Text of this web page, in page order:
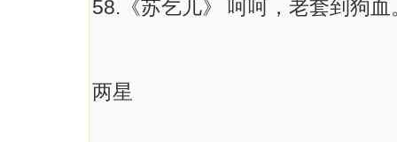
58.《苏乞儿》 呵呵，老套到狗血
两星